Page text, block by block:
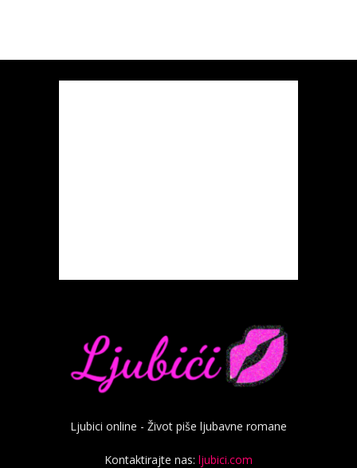
Ljubici online - Život piše ljubavne romane
Kontaktirajte nas: ljubici.com